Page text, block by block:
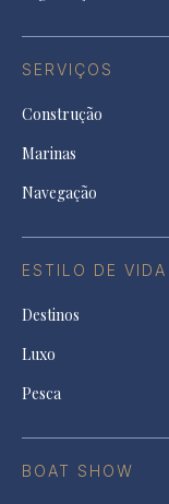
SERVIÇOS
Construção
Marinas
Navegação
ESTILO DE VIDA
Destinos
Luxo
Pesca
BOAT SHOW